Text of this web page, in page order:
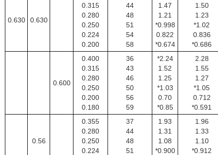
0.630 0.630
0.315
0.280
0.250
0.224
0.200
44
48
51
54
58
1.47
1.21
*0.998
0.822
*0.674
1.50
1.23
*1.02
0.836
*0.686
0.600
0.400
0.315
0.280
0.250
0.200
0.180
36
43
46
50
56
59
*2.24
1.52
1.25
*1.03
0.70
*0.85
2.28
1.55
1.27
*1.05
0.712
*0.591
0.56
0.355
0.280
0.250
0.224
37
44
48
51
1.93
1.31
1.08
*0.900
1.96
1.33
1.10
*0.912